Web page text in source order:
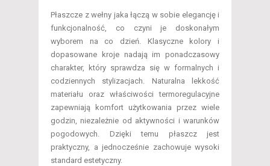
Płaszcze z wełny jaka łączą w sobie elegancję i
funkcjonalność, co czyni je doskonałym
wyborem na co dzień. Klasyczne kolory i
dopasowane kroje nadają im ponadczasowy
charakter, który sprawdza się w formalnych i
codziennych stylizacjach. Naturalna lekkość
materiału oraz właściwości termoregulacyjne
zapewniają komfort użytkowania przez wiele
godzin, niezależnie od aktywności i warunków
pogodowych. Dzięki temu płaszcz jest
praktyczny, a jednocześnie zachowuje wysoki
standard estetyczny.